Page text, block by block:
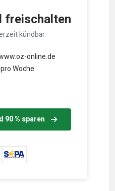
kündbar.
online.de
Woche
% sparen